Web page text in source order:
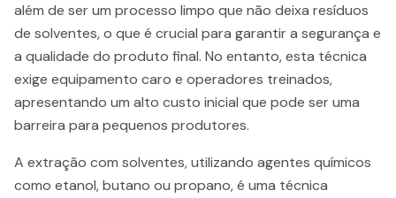
além de ser um processo limpo que não deixa resíduos
de solventes, o que é crucial para garantir a segurança e
a qualidade do produto final. No entanto, esta técnica
exige equipamento caro e operadores treinados,
apresentando um alto custo inicial que pode ser uma
barreira para pequenos produtores.
A extração com solventes, utilizando agentes químicos
como etanol, butano ou propano, é uma técnica